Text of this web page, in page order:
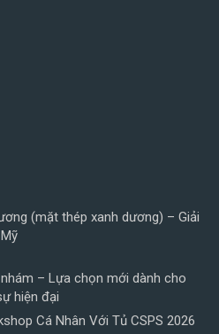
(mặt thép xanh dương) – Giải
– Lựa chọn mới dành cho
hiện đại
Cá Nhân Với Tủ CSPS 2026